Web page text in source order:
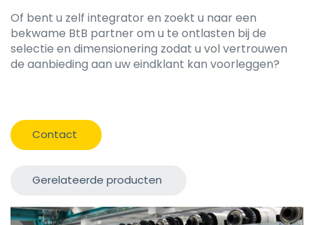
Of bent u zelf integrator en zoekt u naar een
bekwame BtB partner om u te ontlasten bij de
selectie en dimensionering zodat u vol vertrouwen
de aanbieding aan uw eindklant kan voorleggen?
Contact
Gerelateerde producten